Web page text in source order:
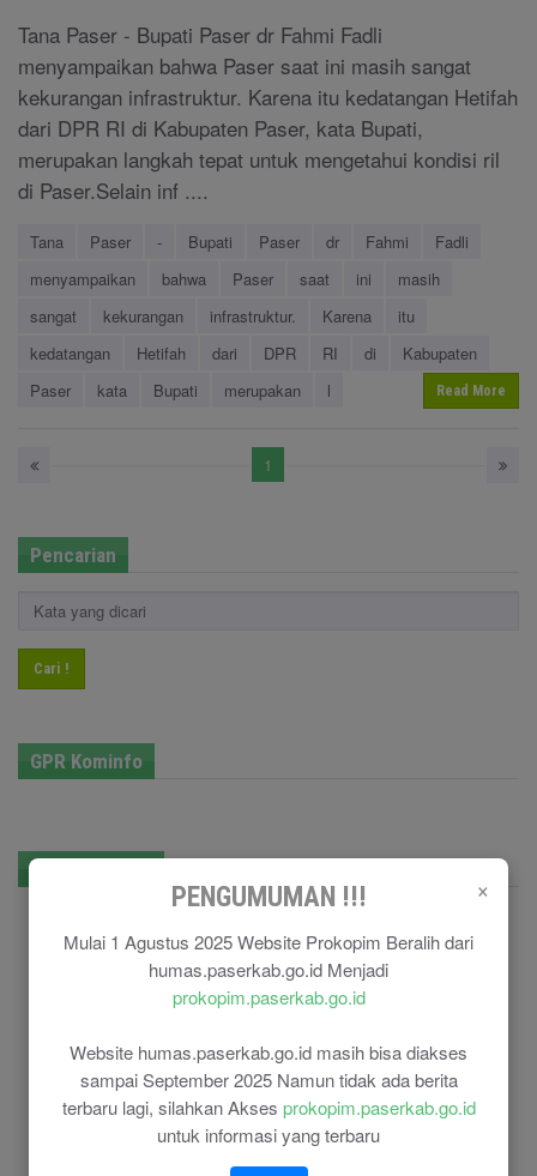
×
PENGUMUMAN !!!
Mulai 1 Agustus 2025 Website Prokopim Beralih dari
humas.paserkab.go.id Menjadi
prokopim.paserkab.go.id
Website humas.paserkab.go.id masih bisa diakses
sampai September 2025 Namun tidak ada berita
terbaru lagi, silahkan Akses prokopim.paserkab.go.id
untuk informasi yang terbaru
Tana Paser - Bupati Paser dr Fahmi Fadli
menyampaikan bahwa Paser saat ini masih sangat
kekurangan infrastruktur. Karena itu kedatangan Hetifah
dari DPR RI di Kabupaten Paser, kata Bupati,
merupakan langkah tepat untuk mengetahui kondisi ril
di Paser.Selain inf ....
Tana Paser - Bupati Paser dr Fahmi
Fadli
menyampaikan
bahwa Paser saat ini
masih
sangat
kekurangan infrastruktur. Karena
itu
kedatangan
Hetifah dari DPR RI di
Kabupaten
Paser
kata Bupati merupakan l Read More
1
Pencarian
Cari !
GPR Kominfo
E-Government